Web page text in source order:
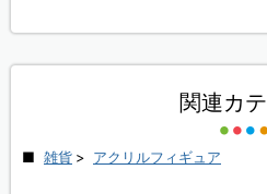
関連カ
雑貨 > アクリルフィギュア